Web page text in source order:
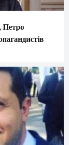
Петро